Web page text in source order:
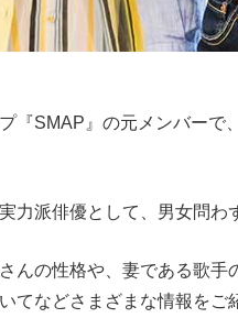
『SMAP』の元メンバーで
力派俳優として、男女問わ
んの性格や、妻である歌
てなどさまざまな情報をご